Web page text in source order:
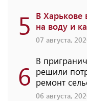
5 В Харькове
на воду и
07 августа,
6 В
решили
ремонт
06 августа,